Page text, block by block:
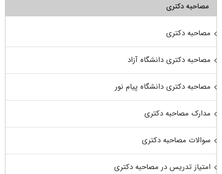
مصاحبه دکتری
مصاحبه دکتری
مصاحبه دکتری دانشگاه آزاد
مصاحبه دکتری دانشگاه پیام نور
مدارک مصاحبه دکتری
سوالات مصاحبه دکتری
امتیاز تدریس در مصاحبه دکتری